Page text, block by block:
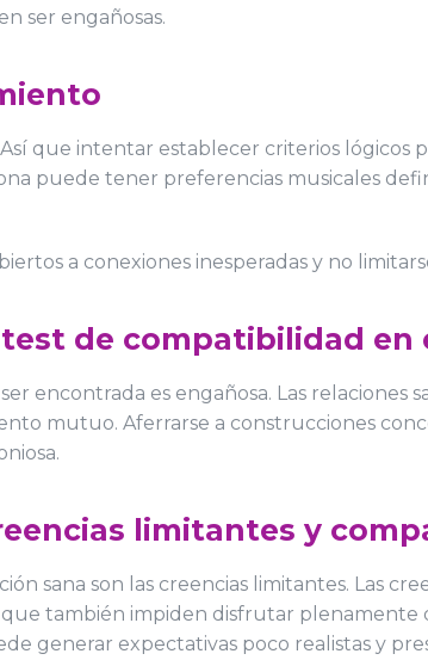
ser engañosas.
que intentar establecer criterios lógicos
puede tener preferencias musicales
a conexiones inesperadas y no
de compatibilidad en
encontrada es engañosa. Las relaciones
mutuo. Aferrarse a construcciones
limitantes y
sana son las creencias limitantes. Las
que también impiden disfrutar
generar expectativas poco realistas y
2000 S Dixie Hway,
Suite 200
Miami, FL 33133